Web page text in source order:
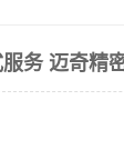
务 迈奇精